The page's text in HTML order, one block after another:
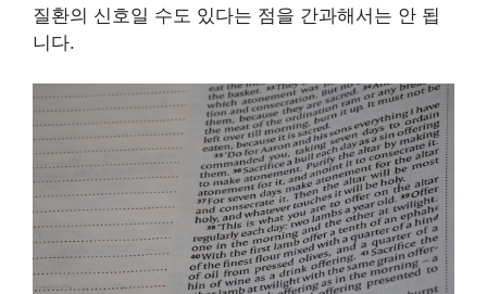
질환의 신호일 수도 있다는 점을 간과해서는 안 됩
니다.